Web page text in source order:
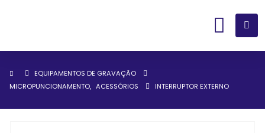
EQUIPAMENTOS DE GRAVAÇÃO
MICROPUNCIONAMENTO, ACESSÓRIOS INTERRUPTOR EXTERNO